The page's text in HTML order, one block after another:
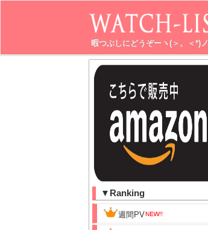
暇つぶしにどうぞーヽ(＞。＜*)ノ
▼Ranking
週間PV